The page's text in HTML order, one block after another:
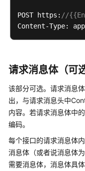
请
求
证
鉴
权
返
果
获
POST https: //
请求消息体（可选
该部分可选。请求消息
出，与请求消息头中
内容。若请求消息体中
编码。
每个接口的请求消息体
消息体（或者说消息体
需要消息体，消息体具